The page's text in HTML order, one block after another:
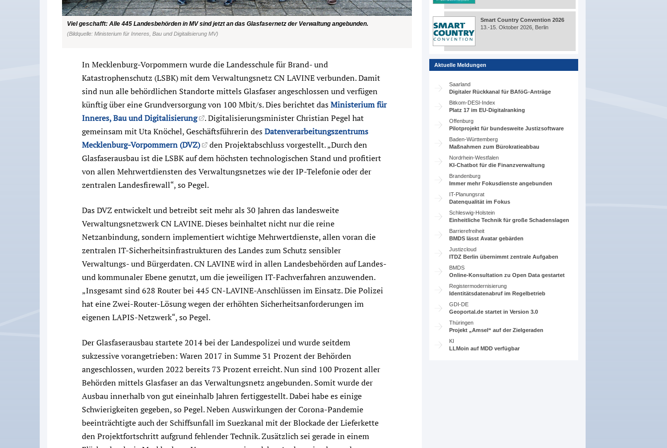
Viel geschafft: Alle 445 Landesbehörden in MV sind jetzt an das Glasfasernetz der Verwaltung angebunden.
(Bildquelle: Ministerium für Inneres, Bau und Digitalisierung MV)
In Mecklenburg-Vorpommern wurde die Landesschule für Brand- und
Katastrophenschutz (LSBK) mit dem Verwaltungsnetz CN LAVINE verbunden. Damit
sind nun alle behördlichen Standorte mittels Glasfaser angeschlossen und verfügen
künftig über eine Grundversorgung von 100 Mbit/s. Dies berichtet dasMinisterium für
Inneres, Bau und Digitalisierung
. Digitalisierungsminister Christian Pegel hat
gemeinsam mit Uta Knöchel, Geschäftsführerin desDatenverarbeitungszentrums
Mecklenburg-Vorpommern (DVZ)
den Projektabschluss vorgestellt. „Durch den
Glasfaserausbau ist die LSBK auf dem höchsten technologischen Stand und profitiert
von allen Mehrwertdiensten des Verwaltungsnetzes wie der IP-Telefonie oder der
zentralen Landesfirewall“, so Pegel.
Das DVZ entwickelt und betreibt seit mehr als 30 Jahren das landesweite
Verwaltungsnetzwerk CN LAVINE. Dieses beinhaltet nicht nur die reine
Netzanbindung, sondern implementiert wichtige Mehrwertdienste, allen voran die
zentralen IT-Sicherheitsinfrastrukturen des Landes zum Schutz sensibler
Verwaltungs- und Bürgerdaten. CN LAVINE wird in allen Landesbehörden auf Landes-
und kommunaler Ebene genutzt, um die jeweiligen IT-Fachverfahren anzuwenden.
„Insgesamt sind 628 Router bei 445 CN-LAVINE-Anschlüssen im Einsatz. Die Polizei
hat eine Zwei-Router-Lösung wegen der erhöhten Sicherheitsanforderungen im
eigenen LAPIS-Netzwerk“, so Pegel.
Der Glasfaserausbau startete 2014 bei der Landespolizei und wurde seitdem
sukzessive vorangetrieben: Waren 2017 in Summe 31 Prozent der Behörden
angeschlossen, wurden 2022 bereits 73 Prozent erreicht. Nun sind 100 Prozent aller
Behörden mittels Glasfaser an das Verwaltungsnetz angebunden. Somit wurde der
Ausbau innerhalb von gut eineinhalb Jahren fertiggestellt. Dabei habe es einige
Schwierigkeiten gegeben, so Pegel. Neben Auswirkungen der Corona-Pandemie
beeinträchtigte auch der Schiffsunfall im Suezkanal mit der Blockade der Lieferkette
den Projektfortschritt aufgrund fehlender Technik. Zusätzlich sei gerade in einem
Smart Country Convention 2026
13.-15. Oktober 2026, Berlin
Aktuelle Meldungen
Saarland
Digitaler Rückkanal für BAföG-Anträge
Bitkom-DESI-Index
Platz 17 im EU-Digitalranking
Offenburg
Pilotprojekt für bundesweite Justizsoftware
Baden-Württemberg
Maßnahmen zum Bürokratieabbau
Nordrhein-Westfalen
KI-Chatbot für die Finanzverwaltung
Brandenburg
Immer mehr Fokusdienste angebunden
IT-Planungsrat
Datenqualität im Fokus
Schleswig-Holstein
Einheitliche Technik für große Schadenslagen
Barrierefreiheit
BMDS lässt Avatar gebärden
Justizcloud
ITDZ Berlin übernimmt zentrale Aufgaben
BMDS
Online-Konsultation zu Open Data gestartet
Registermodernisierung
Identitätsdatenabruf im Regelbetrieb
GDI-DE
Geoportal.de startet in Version 3.0
Thüringen
Projekt „Amsel“ auf der Zielgeraden
KI
LLMoin auf MDD verfügbar